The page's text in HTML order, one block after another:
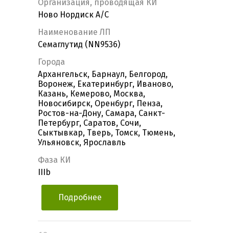
Организация, проводящая КИ
Ново Нордиск А/С
Наименование ЛП
Семаглутид (NN9536)
Города
Архангельск, Барнаул, Белгород,
Воронеж, Екатеринбург, Иваново,
Казань, Кемерово, Москва,
Новосибирск, Оренбург, Пенза,
Ростов-на-Дону, Самара, Санкт-
Петербург, Саратов, Сочи,
Сыктывкар, Тверь, Томск, Тюмень,
Ульяновск, Ярославль
Фаза КИ
IIIb
Подробнее